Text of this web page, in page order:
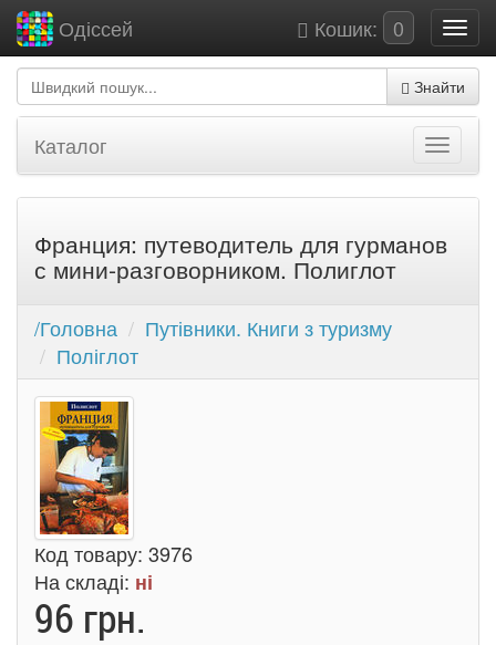
Кошик: 0
Одіссей
Знайти
Каталог
Франция: путеводитель для гурманов
с мини-разговорником. Полиглот
/Головна
Путівники. Книги з туризму
Поліглот
Код товару: 3976
На складі: ні
96 грн.